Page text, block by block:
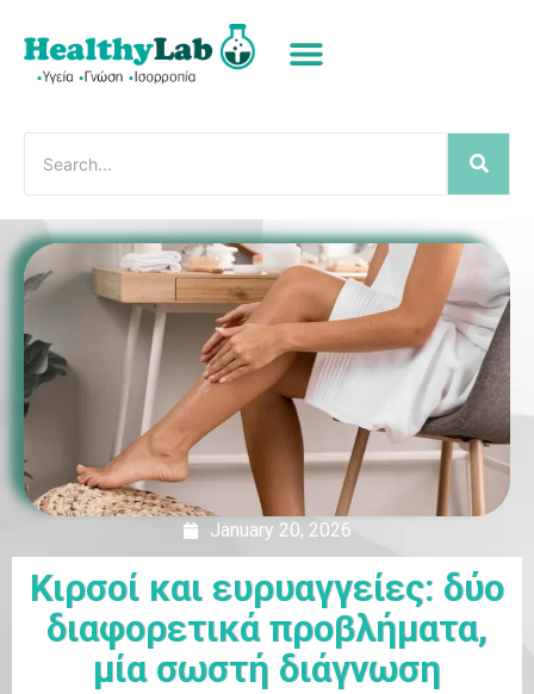
January 20, 2026
Κιρσοί και ευρυαγγείες: δύο
διαφορετικά προβλήματα,
μία σωστή διάγνωση